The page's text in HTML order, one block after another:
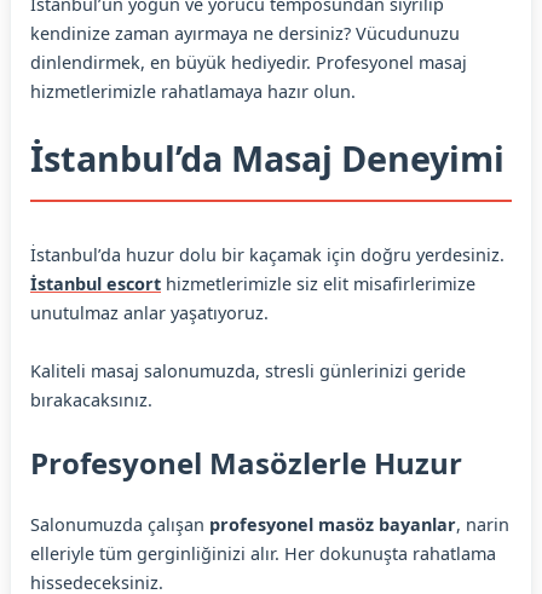
kendinize zaman ayırmaya ne dersiniz? Vücudunuzu
dinlendirmek, en büyük hediyedir. Profesyonel masaj
hizmetlerimizle rahatlamaya hazır olun.
İstanbul’da Masaj Deneyimi
İstanbul’da huzur dolu bir kaçamak için doğru yerdesiniz.
İstanbul escort hizmetlerimizle siz elit misafirlerimize
unutulmaz anlar yaşatıyoruz.
Kaliteli masaj salonumuzda, stresli günlerinizi geride
bırakacaksınız.
Profesyonel Masözlerle Huzur
Salonumuzda çalışan profesyonel masöz bayanlar, narin
elleriyle tüm gerginliğinizi alır. Her dokunuşta rahatlama
hissedeceksiniz.